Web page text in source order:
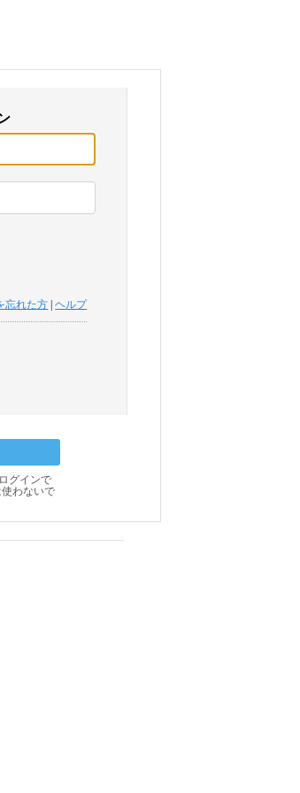
忘れた方 |ヘルプ
グインで
わないで